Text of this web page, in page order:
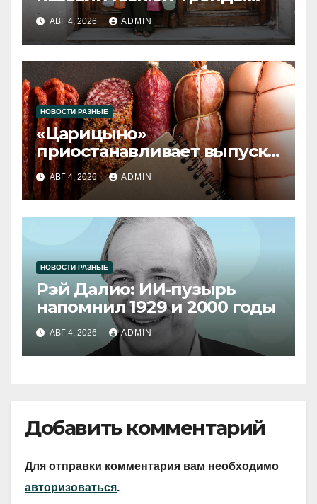
2026 года
АВГ 4, 2026 ADMIN
НОВОСТИ РАЗНЫЕ
«Царицыно»
приостанавливает выпуск
продукции
АВГ 4, 2026 ADMIN
НОВОСТИ РАЗНЫЕ
Рэй Далио: ИИ-пузырь
напомнил 1929 и 2000 годы
АВГ 4, 2026 ADMIN
Добавить комментарий
Для отправки комментария вам необходимо
авторизоваться.